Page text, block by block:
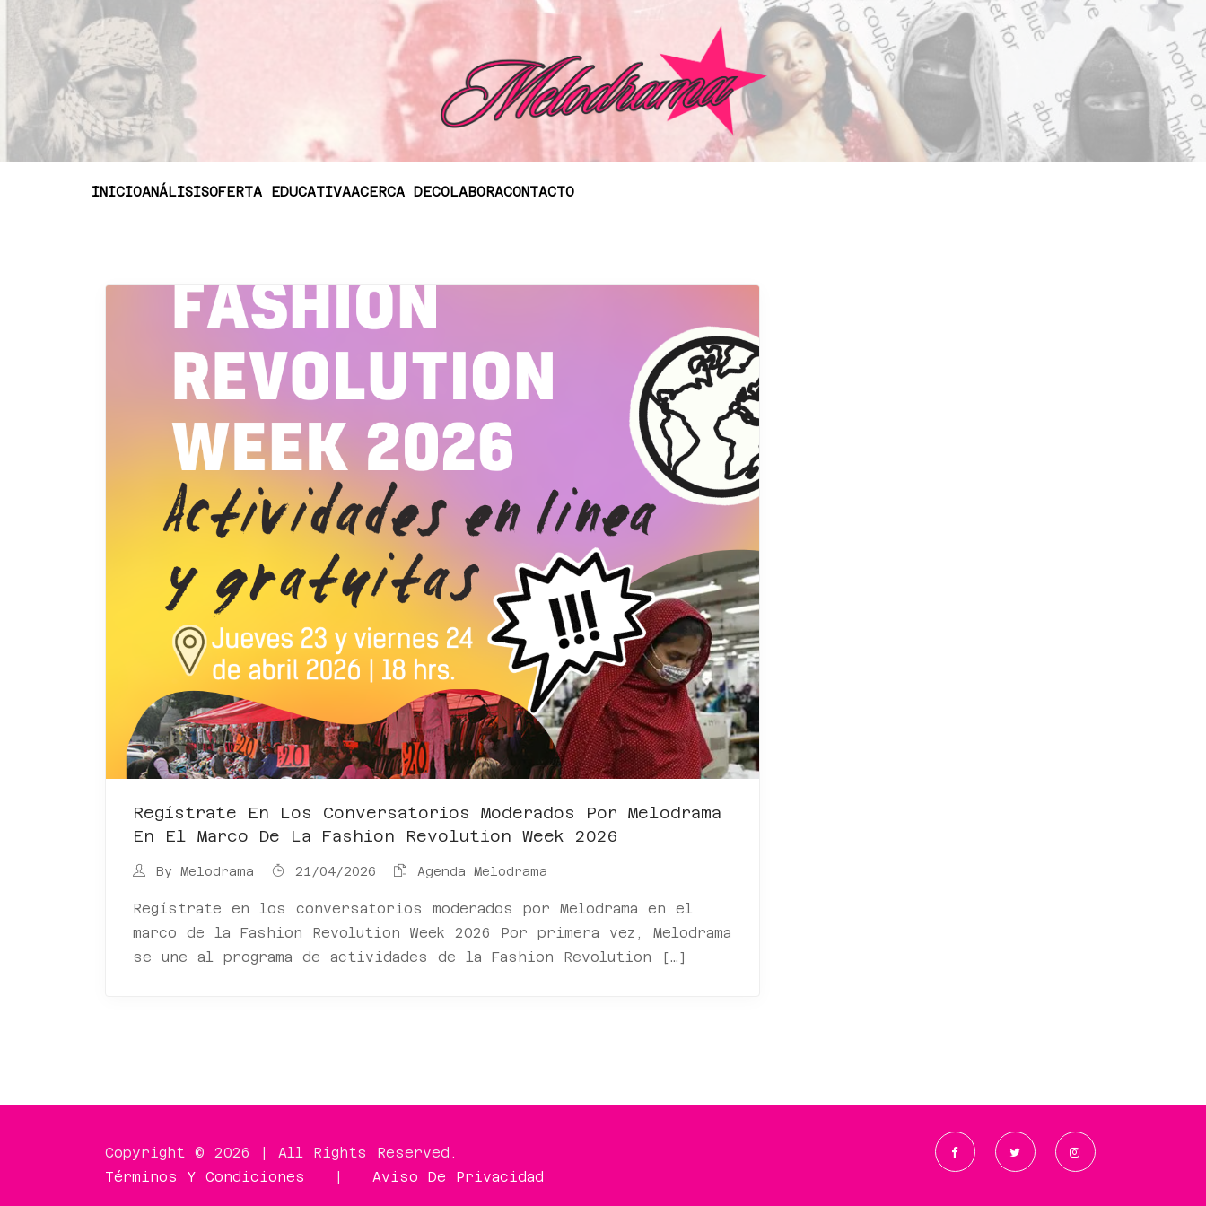
INICIOANÁLISISOFERTA EDUCATIVAACERCA DECOLABORACONTACTO
Regístrate En Los Conversatorios Moderados Por Melodrama
En El Marco De La Fashion Revolution Week 2026
By Melodrama 21/04/2026 Agenda Melodrama
Regístrate en los conversatorios moderados por Melodrama en el
marco de la Fashion Revolution Week 2026 Por primera vez, Melodrama
se une al programa de actividades de la Fashion Revolution […]
Copyright © 2026 | All Rights Reserved.
Términos Y Condiciones
Aviso De Privacidad